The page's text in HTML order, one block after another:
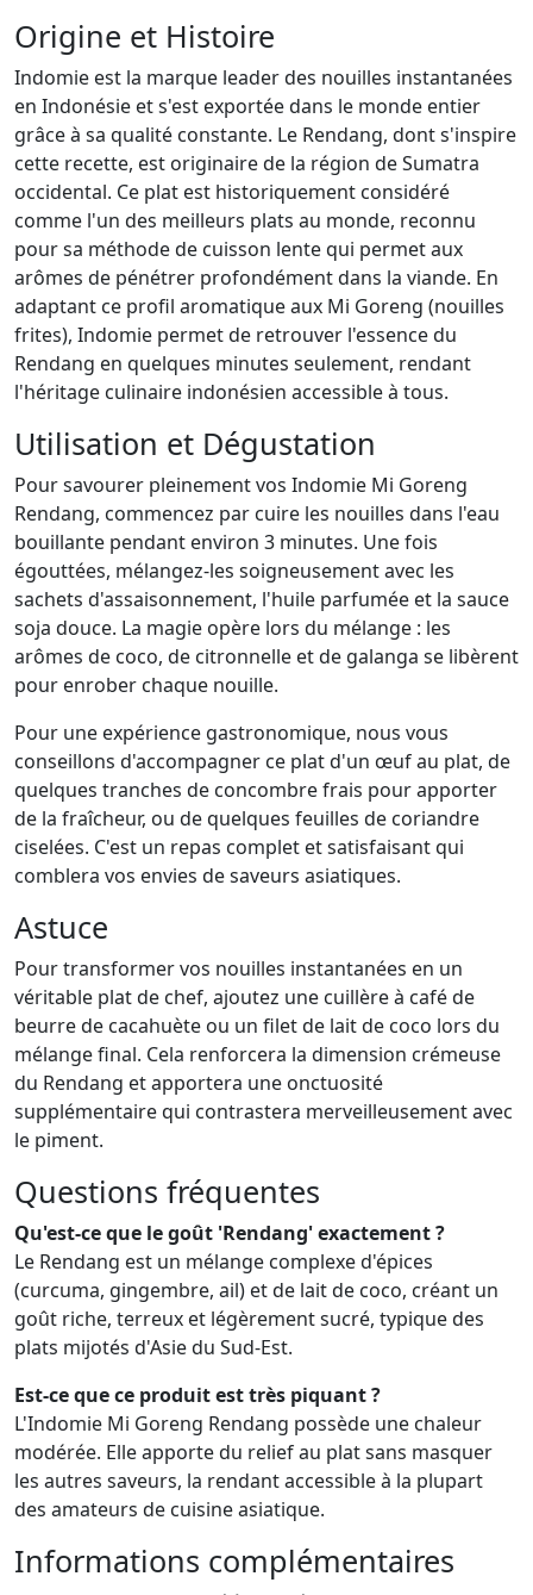
Origine et Histoire
Indomie est la marque leader des nouilles instantanées
en Indonésie et s'est exportée dans le monde entier
grâce à sa qualité constante. Le Rendang, dont s'inspire
cette recette, est originaire de la région de Sumatra
occidental. Ce plat est historiquement considéré
comme l'un des meilleurs plats au monde, reconnu
pour sa méthode de cuisson lente qui permet aux
arômes de pénétrer profondément dans la viande. En
adaptant ce profil aromatique aux Mi Goreng (nouilles
frites), Indomie permet de retrouver l'essence du
Rendang en quelques minutes seulement, rendant
l'héritage culinaire indonésien accessible à tous.
Utilisation et Dégustation
Pour savourer pleinement vos Indomie Mi Goreng
Rendang, commencez par cuire les nouilles dans l'eau
bouillante pendant environ 3 minutes. Une fois
égouttées, mélangez-les soigneusement avec les
sachets d'assaisonnement, l'huile parfumée et la sauce
soja douce. La magie opère lors du mélange : les
arômes de coco, de citronnelle et de galanga se libèrent
pour enrober chaque nouille.
Pour une expérience gastronomique, nous vous
conseillons d'accompagner ce plat d'un œuf au plat, de
quelques tranches de concombre frais pour apporter
de la fraîcheur, ou de quelques feuilles de coriandre
ciselées. C'est un repas complet et satisfaisant qui
comblera vos envies de saveurs asiatiques.
Astuce
Pour transformer vos nouilles instantanées en un
véritable plat de chef, ajoutez une cuillère à café de
beurre de cacahuète ou un filet de lait de coco lors du
mélange final. Cela renforcera la dimension crémeuse
du Rendang et apportera une onctuosité
supplémentaire qui contrastera merveilleusement avec
le piment.
Questions fréquentes
Qu'est-ce que le goût 'Rendang' exactement ?
Le Rendang est un mélange complexe d'épices
(curcuma, gingembre, ail) et de lait de coco, créant un
goût riche, terreux et légèrement sucré, typique des
plats mijotés d'Asie du Sud-Est.
Est-ce que ce produit est très piquant ?
L'Indomie Mi Goreng Rendang possède une chaleur
modérée. Elle apporte du relief au plat sans masquer
les autres saveurs, la rendant accessible à la plupart
des amateurs de cuisine asiatique.
Informations complémentaires